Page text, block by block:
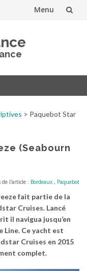
Menu
> Paquebot Star
(Seabourn
de l'article : Bordeaux , Paquebot
fait partie de la
Cruises. Lancé
il navigua jusqu’en
Line. Ce yacht est
Cruises en 2015
complet.